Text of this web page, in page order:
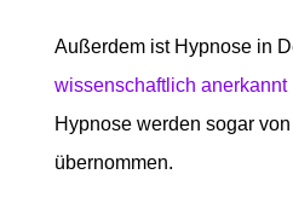
Außerdem ist Hypnose in
wissenschaftlich anerkannt
Hypnose werden sogar
übernommen.